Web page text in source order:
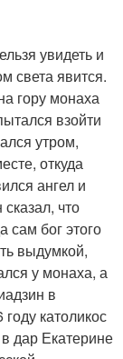
увидеть и
света явится.
гору монаха
взойти
утром,
откуда
ангел и
что
сам бог этого
выдумкой,
у монаха, а
в
католикос
дар Екатерине